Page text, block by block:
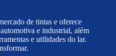
de tintas e oferece
e industrial, além
e utilidades do lar.